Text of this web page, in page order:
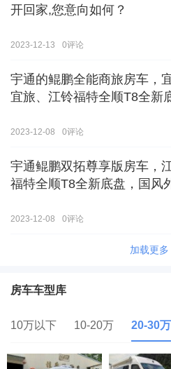
开回家,您意向如何？
2023-12-13 0评论
宇通的鲲鹏全能商旅房车，
宜旅、江铃福特全顺T8全新
2023-12-08 0评论
宇通鲲鹏双拓尊享版房车，
福特全顺T8全新底盘，国风
2023-12-08 0评论
加载更多
房车车型库
10万以下 10-20万 20-30万